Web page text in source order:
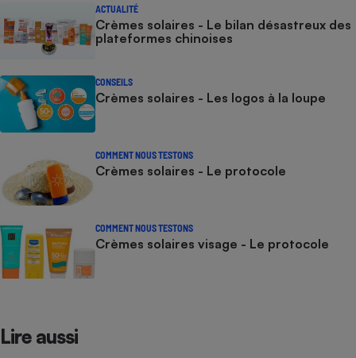
ACTUALITÉ
Crèmes solaires - Le bilan désastreux des
plateformes chinoises
CONSEILS
Crèmes solaires - Les logos à la loupe
COMMENT NOUS TESTONS
Crèmes solaires - Le protocole
COMMENT NOUS TESTONS
Crèmes solaires visage - Le protocole
Lire aussi